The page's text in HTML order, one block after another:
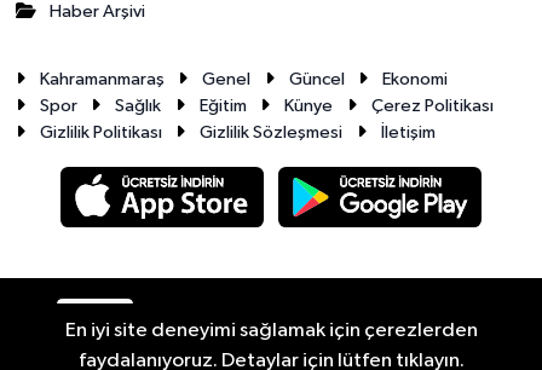
Haber Arşivi
Kahramanmaraş Genel Güncel
Ekonomi
Spor
Sağlık Eğitim Künye
Çerez Politikası
Gizlilik Politikası
Gizlilik Sözleşmesi İletişim
En iyi site deneyimi sağlamak için çerezlerden
faydalanıyoruz. Detaylar için lütfen tıklayın.